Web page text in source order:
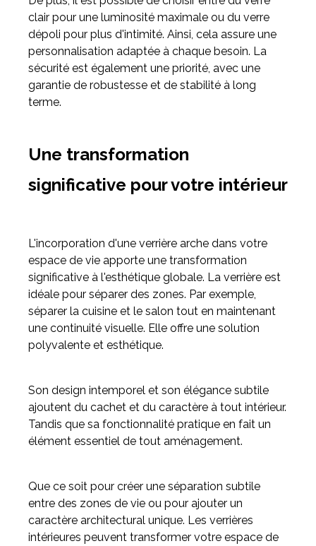
clair pour une luminosité maximale ou du verre
dépoli pour plus d'intimité. Ainsi, cela assure une
personnalisation adaptée à chaque besoin. La
sécurité est également une priorité, avec une
garantie de robustesse et de stabilité à long
terme.
Une transformation
significative pour votre intérieur
L'incorporation d'une verrière arche dans votre
espace de vie apporte une transformation
significative à l'esthétique globale. La verrière est
idéale pour séparer des zones. Par exemple,
séparer la cuisine et le salon tout en maintenant
une continuité visuelle. Elle offre une solution
polyvalente et esthétique.
Son design intemporel et son élégance subtile
ajoutent du cachet et du caractère à tout intérieur.
Tandis que sa fonctionnalité pratique en fait un
élément essentiel de tout aménagement.
Que ce soit pour créer une séparation subtile
entre des zones de vie ou pour ajouter un
caractère architectural unique. Les verrières
intérieures peuvent transformer votre espace de